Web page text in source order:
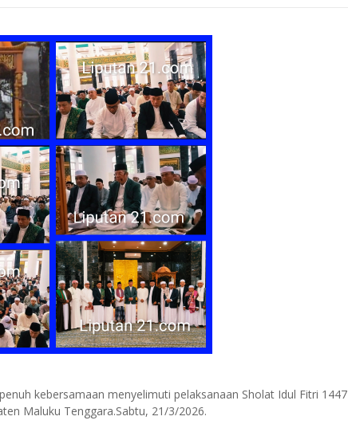
kebersamaan menyelimuti pelaksanaan Sholat Idul Fitri 1447
Maluku Tenggara.Sabtu, 21/3/2026.